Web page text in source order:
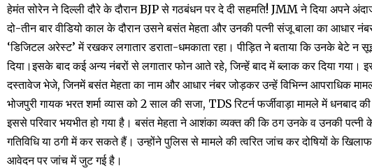
हेमंत सोरेन ने दिल्ली दौरे के दौरान BJP से गठबंधन पर दे दी सहमति! JMM ने दिया अपने
दो-तीन बार वीडियो काल के दौरान उसने बसंत मेहता और उनकी पत्नी संजू बाला का आधार
‘डिजिटल अरेस्ट’ में रखकर लगातार डराता-धमकाता रहा। पीड़ित ने बताया कि उनके बेटे
दिया।इसके बाद कई अन्य नंबरों से लगातार फोन आते रहे, जिन्हें बाद में ब्लाक कर दिया गया।
दस्तावेज भेजे, जिनमें बसंत मेहता का नाम और आधार नंबर जोड़कर उन्हें विभिन्न आपराधिक
भोजपुरी गायक भरत शर्मा व्यास को 2 साल की सजा, TDS रिटर्न फर्जीवाड़ा मामले में धनबाद
इससे परिवार भयभीत हो गया है। बसंत मेहता ने आशंका व्यक्त की कि ठग उनके व उनकी पत्नी
गतिविधि या ठगी में कर सकते हैं। उन्होंने पुलिस से मामले की त्वरित जांच कर दोषियों के
आवेदन पर जांच में जुट गई है।